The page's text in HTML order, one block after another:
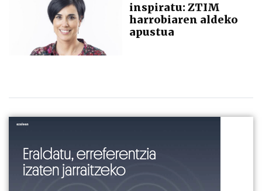
inspiratu: ZTIM
harrobiaren aldeko
apustua